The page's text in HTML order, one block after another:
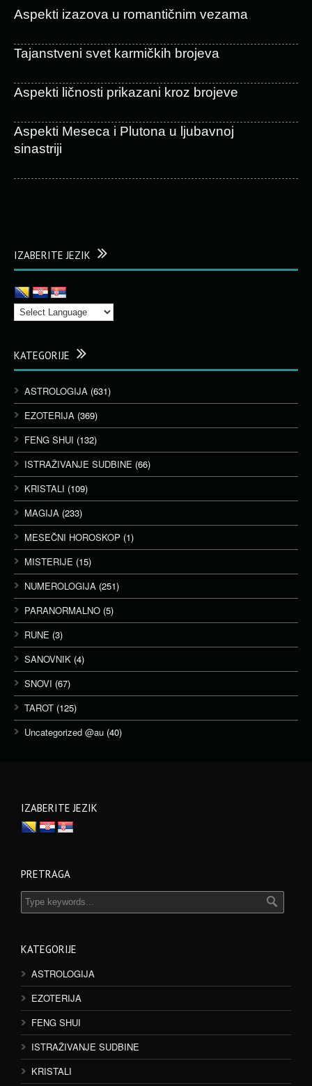
Aspekti izazova u romantičnim vezama
Tajanstveni svet karmičkih brojeva
Aspekti ličnosti prikazani kroz brojeve
Aspekti Meseca i Plutona u ljubavnoj
sinastriji
IZABERITE JEZIK
KATEGORIJE
ASTROLOGIJA (631)
EZOTERIJA (369)
FENG SHUI (132)
ISTRAŽIVANJE SUDBINE (66)
KRISTALI (109)
MAGIJA (233)
MESEČNI HOROSKOP (1)
MISTERIJE (15)
NUMEROLOGIJA (251)
PARANORMALNO (5)
RUNE (3)
SANOVNIK (4)
SNOVI (67)
TAROT (125)
Uncategorized @au (40)
IZABERITE JEZIK
PRETRAGA
KATEGORIJE
ASTROLOGIJA
EZOTERIJA
FENG SHUI
ISTRAŽIVANJE SUDBINE
KRISTALI